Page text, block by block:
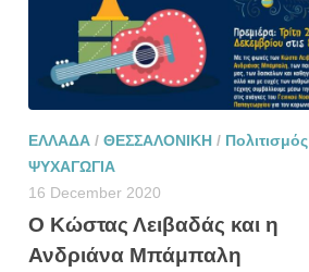
ΕΛΛΑΔΑ / ΘΕΣΣΑΛΟΝΙΚΗ / Πολιτισμός
ΨΥΧΑΓΩΓΙΑ
16 December 2020
Ο Κώστας Λειβαδάς και η
Ανδριάνα Μπάμπαλη